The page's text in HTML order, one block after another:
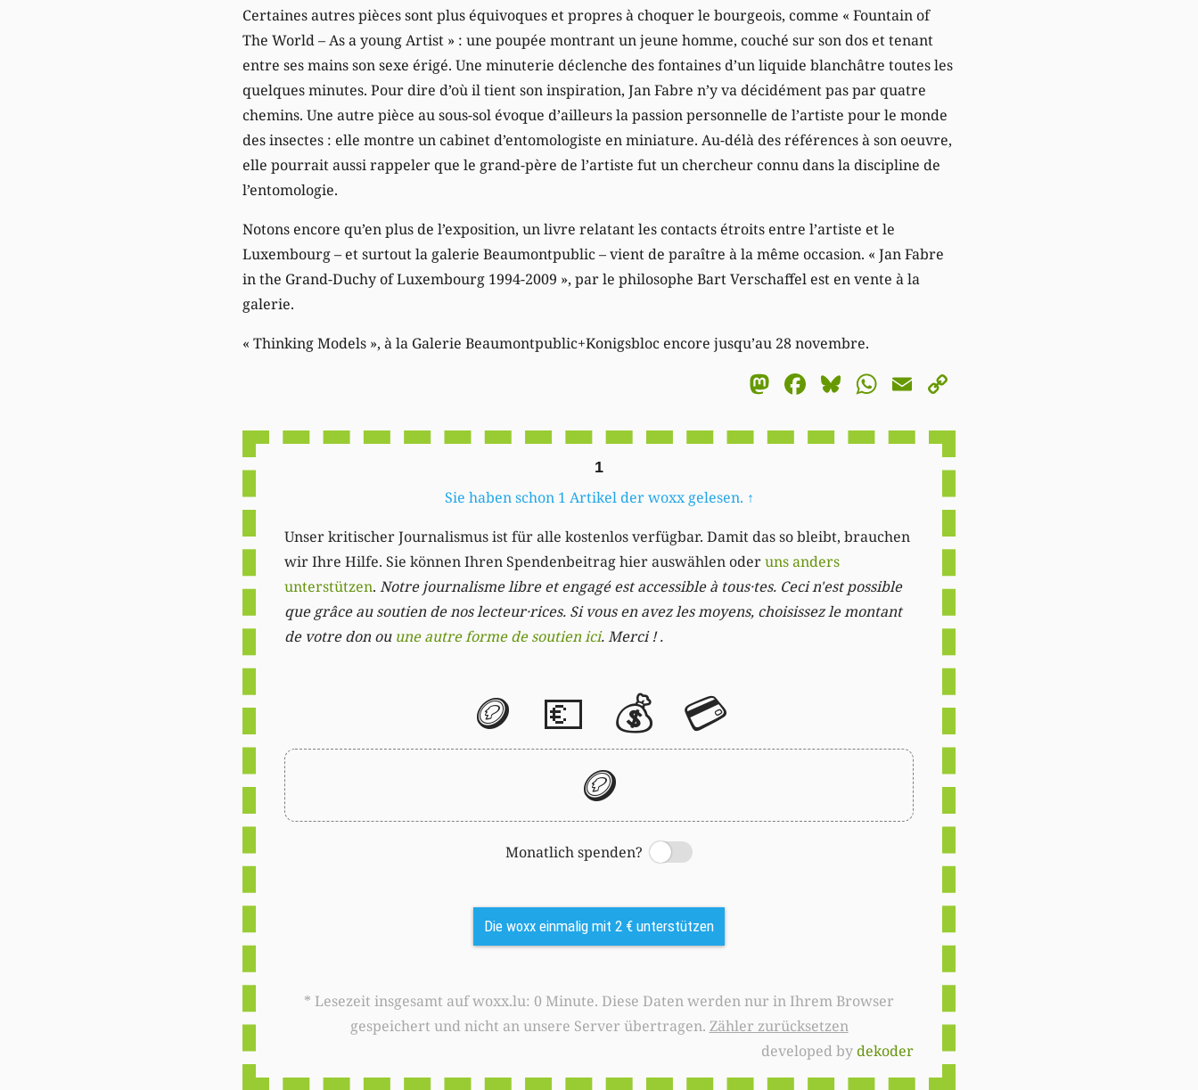
Certaines autres pièces sont plus équivoques et propres à choquer le bourgeois, comme « Fountain of
The World – As a young Artist » : une poupée montrant un jeune homme, couché sur son dos et tenant
entre ses mains son sexe érigé. Une minuterie déclenche des fontaines d’un liquide blanchâtre toutes les
quelques minutes. Pour dire d’où il tient son inspiration, Jan Fabre n’y va décidément pas par quatre
chemins. Une autre pièce au sous-sol évoque d’ailleurs la passion personnelle de l’artiste pour le monde
des insectes : elle montre un cabinet d’entomologiste en miniature. Au-délà des références à son oeuvre,
elle pourrait aussi rappeler que le grand-père de l’artiste fut un chercheur connu dans la discipline de
l’entomologie.
Notons encore qu’en plus de l’exposition, un livre relatant les contacts étroits entre l’artiste et le
Luxembourg – et surtout la galerie Beaumontpublic – vient de paraître à la même occasion. « Jan Fabre
in the Grand-Duchy of Luxembourg 1994-2009 », par le philosophe Bart Verschaffel est en vente à la
galerie.
« Thinking Models », à la Galerie Beaumontpublic+Konigsbloc encore jusqu’au 28 novembre.
Mastodon
Facebook
Bluesky
WhatsApp
Email
1
Sie haben schon 1 Artikel der woxx gelesen. ↑
Unser kritischer Journalismus ist für alle kostenlos verfügbar. Damit das so bleibt, brauchen
wir Ihre Hilfe. Sie können Ihren Spendenbeitrag hier auswählen oderuns anders
unterstützen. Notre journalisme libre et engagé est accessible à tous·tes. Ceci n'est possible
que grâce au soutien de nos lecteur·rices. Si vous en avez les moyens, choisissez le montant
de votre don ou une autre forme de soutien ici. Merci ! .
🪙 💶 💰 💳
🪙
Monatlich spenden?
Switch
Die woxx einmalig mit 2 € unterstützen
* Lesezeit insgesamt auf woxx.lu: 0 Minute. Diese Daten werden nur in Ihrem Browser
gespeichert und nicht an unsere Server übertragen. Zähler zurücksetzen
developed bydekoder